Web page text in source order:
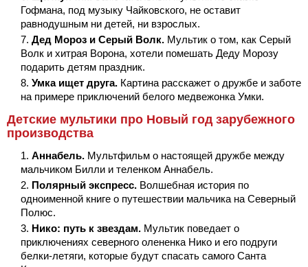
Гофмана, под музыку Чайковского, не оставит
равнодушным ни детей, ни взрослых.
Дед Мороз и Серый Волк. Мультик о том, как Серый
Волк и хитрая Ворона, хотели помешать Деду Морозу
подарить детям праздник.
Умка ищет друга. Картина расскажет о дружбе и заботе
на примере приключений белого медвежонка Умки.
Детские мультики про Новый год зарубежного
производства
Аннабель. Мультфильм о настоящей дружбе между
мальчиком Билли и теленком Аннабель.
Полярный экспресс. Волшебная история по
одноименной книге о путешествии мальчика на Северный
Полюс.
Нико: путь к звездам. Мультик поведает о
приключениях северного олененка Нико и его подруги
белки-летяги, которые будут спасать самого Санта